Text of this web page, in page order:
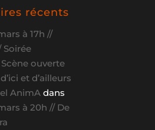
récents
à 17h //
Soirée
ouverte
et d’ailleurs
AnimAdans
à 20h // De